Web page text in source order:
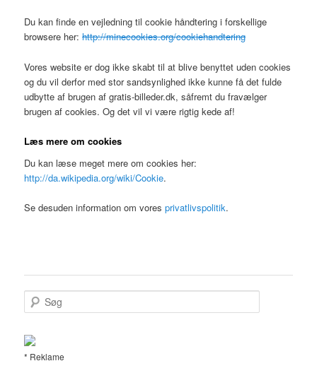
Du kan finde en vejledning til cookie håndtering i forskellige
browsere her:http://minecookies.org/cookiehandtering
Vores website er dog ikke skabt til at blive benyttet uden cookies
og du vil derfor med stor sandsynlighed ikke kunne få det fulde
udbytte af brugen af gratis-billeder.dk, såfremt du fravælger
brugen af cookies. Og det vil vi være rigtig kede af!
Læs mere om cookies
Du kan læse meget mere om cookies her:
http://da.wikipedia.org/wiki/Cookie.
Se desuden information om voresprivatlivspolitik.
ø
* Reklame